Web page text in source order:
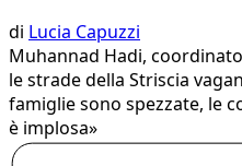
di Lucia Capuzzi
Muhannad Hadi,
le strade della Striscia
famiglie sono spezzate, le
è implosa»